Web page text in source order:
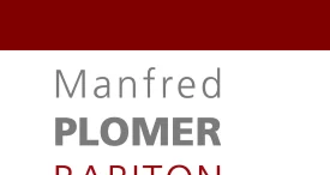
Zum Hauptinhalt springen